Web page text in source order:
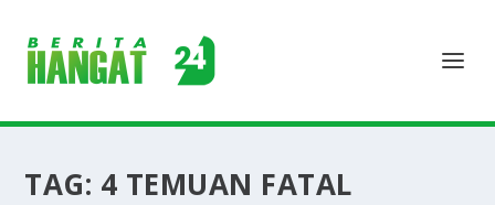
TAG: 4 TEMUAN FATAL